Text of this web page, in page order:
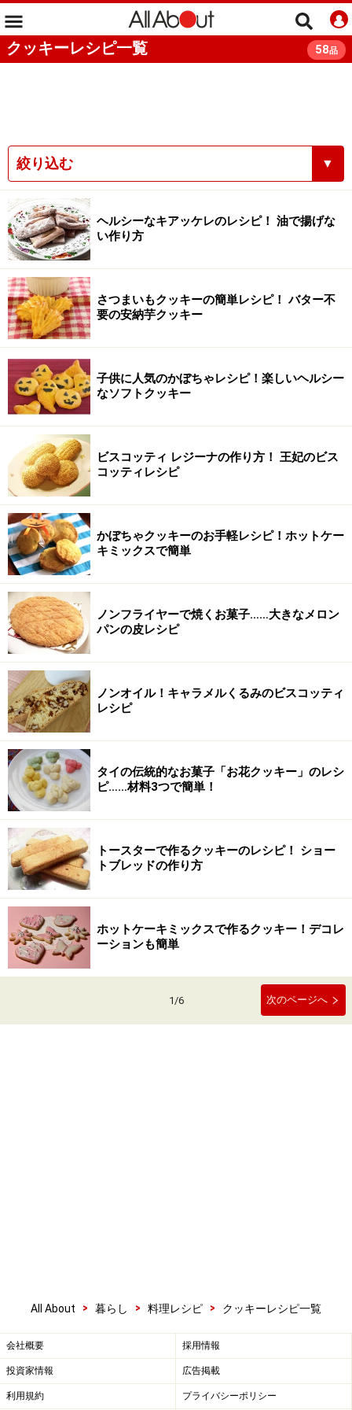
クッキーレシピ一覧 58品
絞り込む ▼
ヘルシーなキアッケレのレシピ！ 油で揚げな
い作り方
さつまいもクッキーの簡単レシピ！ バター不
要の安納芋クッキー
子供に人気のかぼちゃレシピ！楽しいヘルシー
なソフトクッキー
ビスコッティ レジーナの作り方！ 王妃のビス
コッティレシピ
かぼちゃクッキーのお手軽レシピ！ホットケー
キミックスで簡単
ノンフライヤーで焼くお菓子……大きなメロン
パンの皮レシピ
ノンオイル！キャラメルくるみのビスコッティ
レシピ
タイの伝統的なお菓子「お花クッキー」のレシ
ピ……材料3つで簡単！
トースターで作るクッキーのレシピ！ ショー
トブレッドの作り方
ホットケーキミックスで作るクッキー！デコレ
ーションも簡単
1/6 次のページへ
All About > 暮らし > 料理レシピ > クッキーレシピ一覧
会社概要 採用情報
投資家情報 広告掲載
利用規約 プライバシーポリシー